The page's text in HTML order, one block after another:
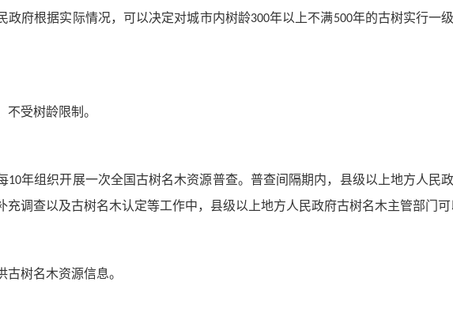
政府根据实际情况，可以决定对城市内树龄300年以上不满500年的古树实行一
不受树龄限制。
10年组织开展一次全国古树名木资源普查。普查间隔期内，县级以上地方人民
充调查以及古树名木认定等工作中，县级以上地方人民政府古树名木主管部门可
古树名木资源信息。